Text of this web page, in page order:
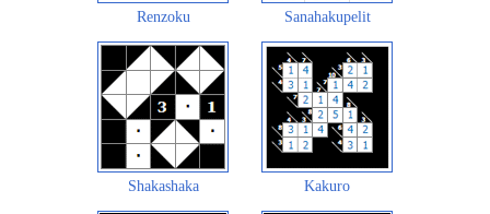
Renzoku Sanahakupelit
Shakashaka Kakuro